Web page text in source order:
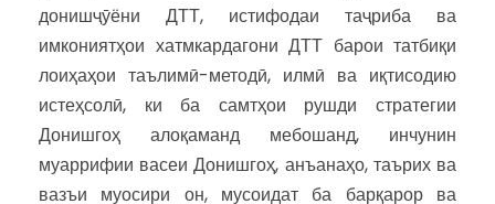
донишҷӯёни ДТТ, истифодаи таҷриба ва
имкониятҳои хатмкардагони ДТТ барои татбиқи
лоиҳаҳои таълимӣ-методӣ, илмӣ ва иқтисодию
истеҳсолӣ, ки ба самтҳои рушди стратегии
Донишгоҳ алоқаманд мебошанд, инчунин
муаррифии васеи Донишгоҳ, анъанаҳо, таърих ва
вазъи муосири он, мусоидат ба барқарор ва